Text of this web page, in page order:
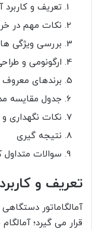
تعریف و کاربرد
نکات مهم در
بررسی ویژگی
ارگونومی و
برندهای معروف
جدول مقایسه
نکات نگهداری
نتیجه گیری
سوالات متداول
تعریف و
آمالگاماتور
قرار می گیرد؛